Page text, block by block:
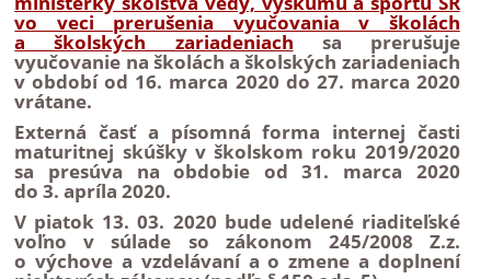
vo veci prerušenia vyučovania v školách
a školských zariadeniach sa prerušuje
vyučovanie na školách a školských zariadeniach
v období od 16. marca 2020 do 27. marca 2020
vrátane.
Externá časť a písomná forma internej časti
maturitnej skúšky v školskom roku 2019/2020
sa presúva na obdobie od 31. marca 2020
do 3. apríla 2020.
V piatok 13. 03. 2020 bude udelené riaditeľské
voľno v súlade so zákonom 245/2008 Z.z.
o výchove a vzdelávaní a o zmene a doplnení